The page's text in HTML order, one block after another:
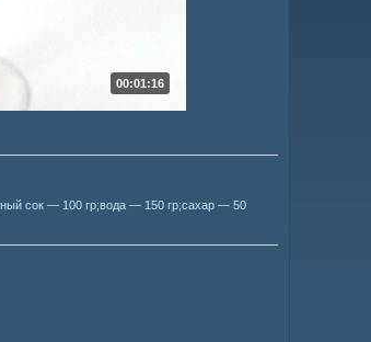
00:01:16
сок — 100 гр;вода — 150 гр;сахар — 50